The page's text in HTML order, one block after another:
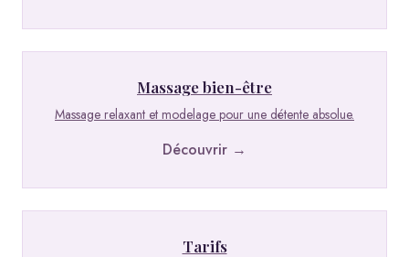
Massage bien-être
Massage relaxant et modelage pour une détente absolue.
Découvrir →
Tarifs